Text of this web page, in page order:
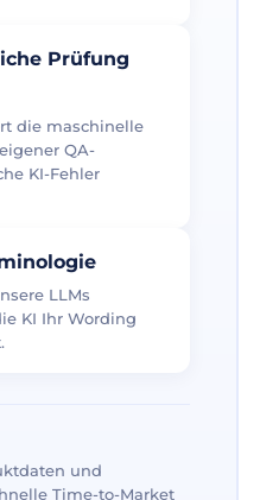
Prüfung
die maschinelle
QA-
KI-Fehler
LLMs
KI Ihr Wording
und
Time-to-Market